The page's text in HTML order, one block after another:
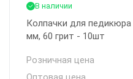
В наличии
Колпачки для педикюра
мм, 60 грит - 10шт
Розничная цена